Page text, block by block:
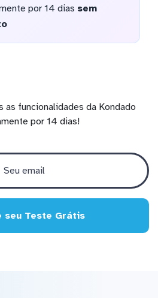
por 14 dias sem
as funcionalidades da Kondado
por 14 dias!
seu Teste Grátis